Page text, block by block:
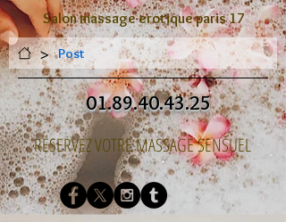
Salon massage erotique paris 17
> Post
01.89.40.43.25
RÉSERVEZ VOTRE MASSAGE SENSUEL